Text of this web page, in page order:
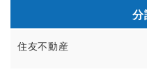
分
住友不動産